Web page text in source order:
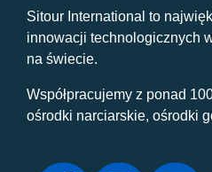
Sitour International to
innowacji technologicznych
na świecie.
Współpracujemy z ponad
ośrodki narciarskie, ośrodki